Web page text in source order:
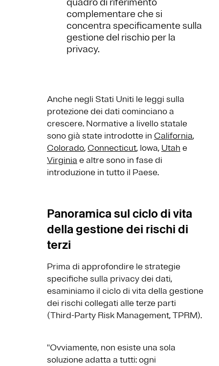
complementare che si
concentra specificamente sulla
gestione del rischio per la
privacy.
Anche negli Stati Uniti le leggi sulla
protezione dei dati cominciano a
crescere. Normative a livello statale
sono già state introdotte in California,
Colorado, Connecticut, Iowa, Utah e
Virginia e altre sono in fase di
introduzione in tutto il Paese.
Panoramica sul ciclo di vita
della gestione dei rischi di
terzi
Prima di approfondire le strategie
specifiche sulla privacy dei dati,
esaminiamo il ciclo di vita della gestione
dei rischi collegati alle terze parti
(Third-Party Risk Management, TPRM).
''Ovviamente, non esiste una sola
soluzione adatta a tutti: ogni